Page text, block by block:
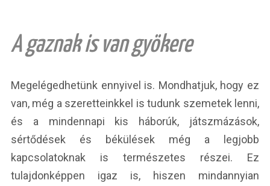
A gaznak is van gyökere
Megelégedhetünk ennyivel is. Mondhatjuk, hogy ez
van, még a szeretteinkkel is tudunk szemetek lenni,
és a mindennapi kis háborúk, játszmázások,
sértődések és békülések még a legjobb
kapcsolatoknak is természetes részei. Ez
tulajdonképpen igaz is, hiszen mindannyian